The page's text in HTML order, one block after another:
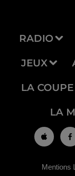
RADIO
JEUX
LA
LA
Mentions